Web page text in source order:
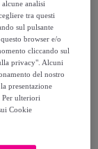
ai nostri
analisi
tra questi
sul pulsante
browser e/o
cliccando sul
privacy". Alcuni
del nostro
presentazione
Per ulteriori
Cookie